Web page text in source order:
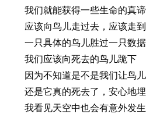
我们就能获得一些生命的真谛
应该向鸟儿走过去，应该走
一只具体的鸟儿胜过一只数
我们应该向死去的鸟儿跪下
因为不知道是不是我们让鸟
还是它真的死去了，安心地
我看见天空中也会有意外发生